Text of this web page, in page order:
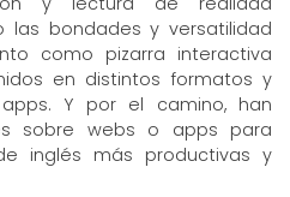
las bondades y versatilidad
como pizarra interactiva
en distintos formatos y
Y por el camino, han
sobre webs o apps para
inglés más productivas y